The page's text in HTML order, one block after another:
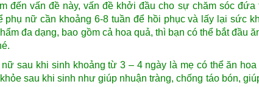
đến vấn đề này, vấn đề khởi đầu cho sự chăm sóc
phụ nữ cần khoảng 6-8 tuần để hồi phục và lấy lại sức
đa dạng, bao gồm cả hoa quả, thì bạn có thể bắt đầu
sau khi sinh khoảng từ 3 – 4 ngày là mẹ có thể ăn
sau khi sinh như giúp nhuận tràng, chống táo bón,